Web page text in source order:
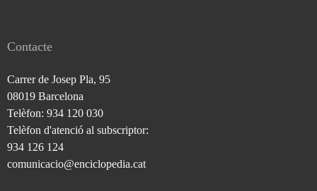
Contacte
Carrer de Josep Pla, 95
08019 Barcelona
Telèfon: 934 120 030
Telèfon d'atenció al subscriptor:
934 126 124
comunicacio@enciclopedia.cat